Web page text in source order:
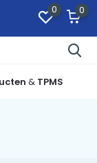
0 0
& TPMS